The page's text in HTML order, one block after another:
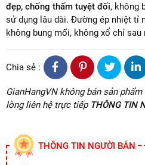
đẹp, chống thấm tuyệt đối, không
sử dụng lâu dài. Đường ép nhiệt tỉ
không bung mối, không xổ chỉ sau
Chia sẻ :
GianHangVN không bán sản
lòng liên hệ trực tiếp THÔNG TIN
THÔNG TIN NGƯỜI BÁN